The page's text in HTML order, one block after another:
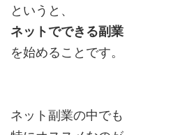
というと、
ネットでできる副業
を始めることです。
ネット副業の中でも